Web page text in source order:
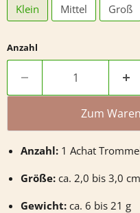
Klein
Mittel Groß
Anzahl
Zum
Anzahl: 1 Achat
Größe: ca. 2,0 bis 3,0 cm
Gewicht: ca. 6 bis 21 g